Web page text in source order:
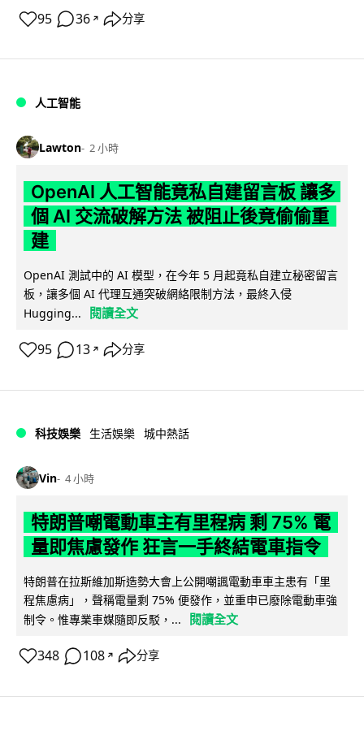
95 36 ↗ 分享
人工智能
Lawton 2 小時
OpenAI 人工智能竟私自建留言板 讓多
個 AI 交流破解方法 被阻止後竟偷偷重
建
OpenAI 測試中的 AI 模型，在今年 5 月起竟私自建立秘密留言
板，讓多個 AI 代理互通突破網絡限制方法，最終入侵
Hugging...
閱讀全文
95 13 ↗ 分享
科技娛樂 生活娛樂 城中熱話
Vin 4 小時
特朗普嘲電動車主有里程病 剩 75% 電
量即焦慮發作 狂言一手終結電車指令
特朗普在拉斯維加斯造勢大會上公開嘲諷電動車車主患有「里
程焦慮病」，聲稱電量剩 75% 便發作，並重申已廢除電動車強
制令。惟專業車媒隨即反駁，...
閱讀全文
348 108 ↗ 分享